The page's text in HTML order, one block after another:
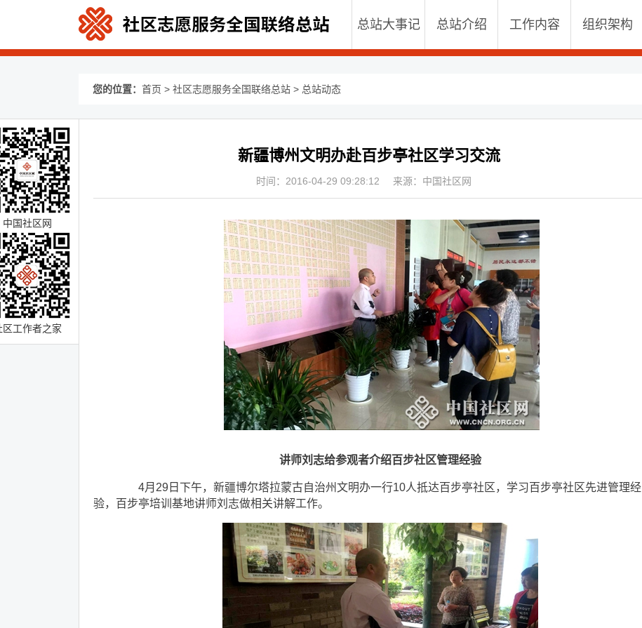
总站大事记 总站介绍 工作内容 组织架构
您的位置： 首页 > 社区志愿服务全国联络总站 > 总站动态
新疆博州文明办赴百步亭社区学习交流
时间：2016-04-29 09:28:12 来源：中国社区网
讲师刘志给参观者介绍百步社区管理经验
4月29日下午，新疆博尔塔拉蒙古自治州文明办一行10人抵达百步亭社区，学习百步亭社区先进管理经
验，百步亭培训基地讲师刘志做相关讲解工作。
中国社区网
区工作者之家